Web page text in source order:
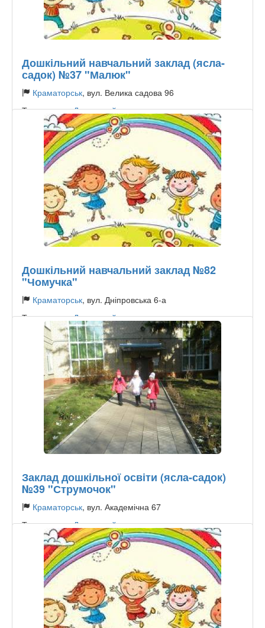
Дошкільний навчальний заклад (ясла-
садок) №37 "Малюк"
Краматорськ, вул. Велика садова 96
Тип садочку:Державний
Дошкільний навчальний заклад №82
"Чомучка"
Краматорськ, вул. Дніпровська 6-а
Тип садочку:Державний
Заклад дошкільної освіти (ясла-садок)
№39 "Струмочок"
Краматорськ, вул. Академічна 67
Тип садочку:Державний